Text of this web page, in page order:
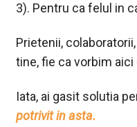
3). Pentru ca felul in
Prietenii,
tine, fie ca vorbim
Iata, ai gasit solutia
potrivit in asta.